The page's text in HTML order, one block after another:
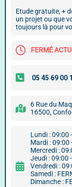
Etude gratuite, +
un projet ou que
toujours là pour
FERMÉ
6 Rue du
16500,
Lundi : 09:00
Mardi : 09:00
Mercredi :
Jeudi : 09:00
Vendredi :
Samedi :
Dimanche :